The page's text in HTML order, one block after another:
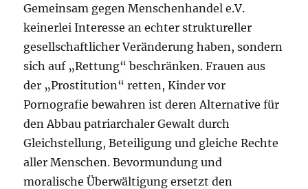
Gemeinsam gegen Menschenhandel e.V.
keinerlei Interesse an echter struktureller
gesellschaftlicher Veränderung haben, sondern
sich auf „Rettung“ beschränken. Frauen aus
der „Prostitution“ retten, Kinder vor
Pornografie bewahren ist deren Alternative für
den Abbau patriarchaler Gewalt durch
Gleichstellung, Beteiligung und gleiche Rechte
aller Menschen. Bevormundung und
moralische Überwältigung ersetzt den